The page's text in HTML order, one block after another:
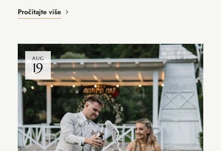
Pročitajte više
AUG
19